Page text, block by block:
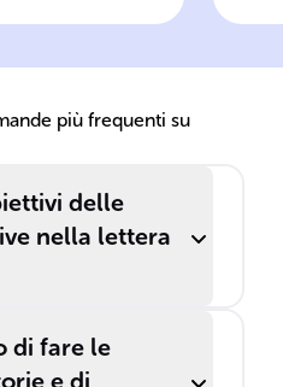
più frequenti su
delle
nella lettera
di fare le
e di